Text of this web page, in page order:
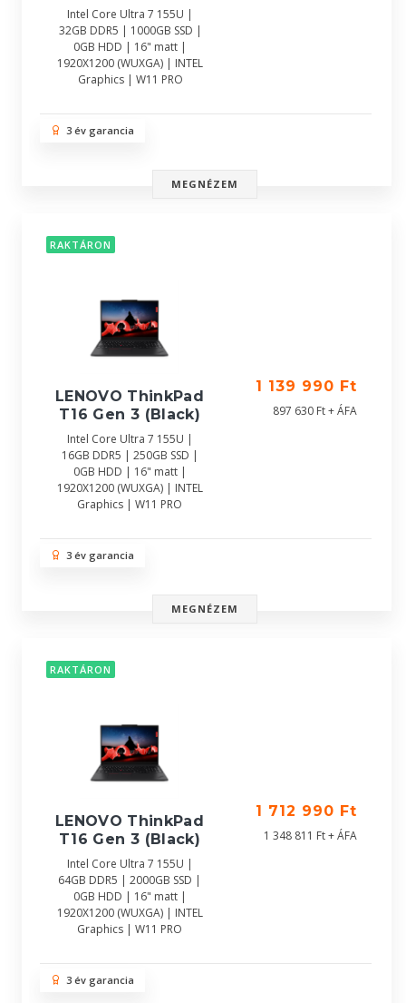
Intel Core Ultra 7 155U |
32GB DDR5 | 1000GB SSD |
0GB HDD | 16" matt |
1920X1200 (WUXGA) | INTEL
Graphics | W11 PRO
3 év garancia
MEGNÉZEM
RAKTÁRON
LENOVO ThinkPad
T16 Gen 3 (Black)
Intel Core Ultra 7 155U |
16GB DDR5 | 250GB SSD |
0GB HDD | 16" matt |
1920X1200 (WUXGA) | INTEL
Graphics | W11 PRO
1 139 990 Ft
897 630 Ft + ÁFA
3 év garancia
MEGNÉZEM
RAKTÁRON
LENOVO ThinkPad
T16 Gen 3 (Black)
Intel Core Ultra 7 155U |
64GB DDR5 | 2000GB SSD |
0GB HDD | 16" matt |
1920X1200 (WUXGA) | INTEL
Graphics | W11 PRO
1 712 990 Ft
1 348 811 Ft + ÁFA
3 év garancia